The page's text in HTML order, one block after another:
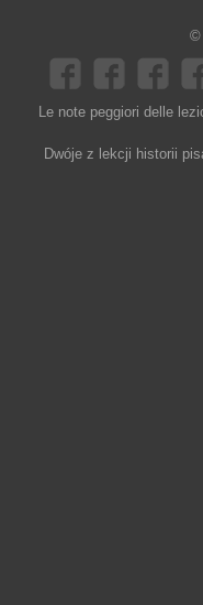
©
Le note peggiori delle
Dwóje z lekcji historii